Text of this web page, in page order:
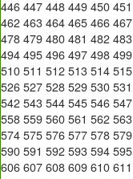
446 447 448 449 450 451
462 463 464 465 466 467
478 479 480 481 482 483
494 495 496 497 498 499
510 511 512 513 514 515
526 527 528 529 530 531
542 543 544 545 546 547
558 559 560 561 562 563
574 575 576 577 578 579
590 591 592 593 594 595
606 607 608 609 610 611